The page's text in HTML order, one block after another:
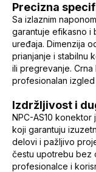
Precizna
Sa izlaznim
garantuje efikasno i
uređaja. Dimenzija
prianjanje i stabilnu
ili pregrevanje.
profesionalan
Izdržljivost i
NPC-AS10
koji garantuju
delovi i pažljivo
čestu upotrebu bez
profesionalce i